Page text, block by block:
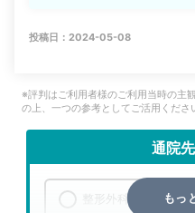
投稿日：2024-05-08
※評判はご利用者様のご利用当時の主
の上、一つの参考としてご活用くださ
通院
整形外科 もっ